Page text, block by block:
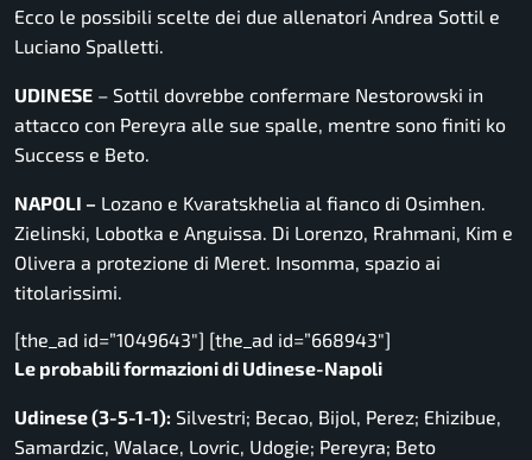
Ecco le possibili scelte dei due allenatori Andrea Sottil e
Luciano Spalletti.
UDINESE – Sottil dovrebbe confermare Nestorowski in
attacco con Pereyra alle sue spalle, mentre sono finiti ko
Success e Beto.
NAPOLI – Lozano e Kvaratskhelia al fianco di Osimhen.
Zielinski, Lobotka e Anguissa. Di Lorenzo, Rrahmani, Kim e
Olivera a protezione di Meret. Insomma, spazio ai
titolarissimi.
[the_ad id=”1049643″] [the_ad id=”668943″]
Le probabili formazioni di Udinese-Napoli
Udinese (3-5-1-1): Silvestri; Becao, Bijol, Perez; Ehizibue,
Samardzic, Walace, Lovric, Udogie; Pereyra; Beto